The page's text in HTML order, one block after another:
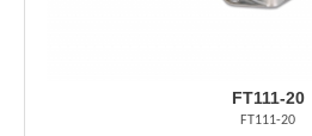
FT111-20
FT111-20